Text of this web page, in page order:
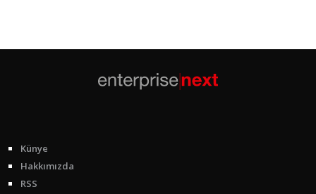
Künye
Hakkımızda
RSS